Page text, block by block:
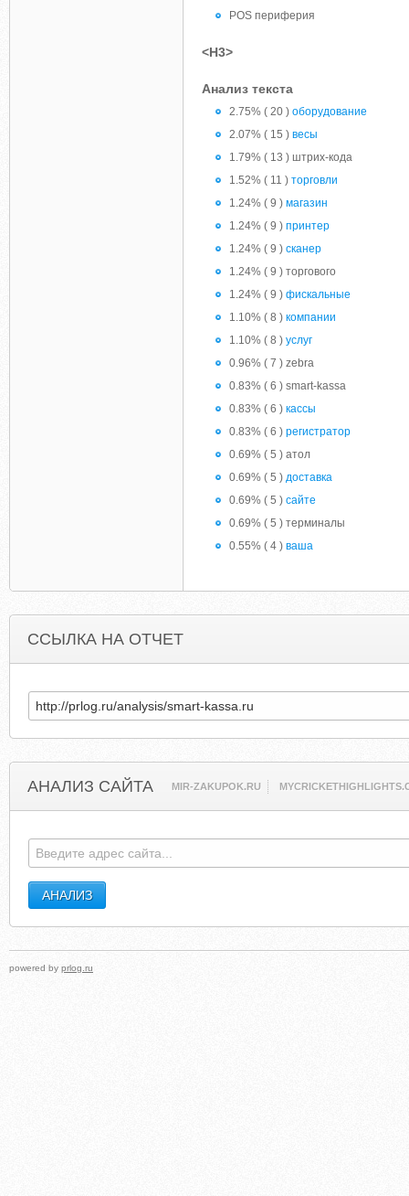
POS периферия
<H3>
Анализ текста
2.75% ( 20 ) оборудование
2.07% ( 15 ) весы
1.79% ( 13 ) штрих-кода
1.52% ( 11 ) торговли
1.24% ( 9 ) магазин
1.24% ( 9 ) принтер
1.24% ( 9 ) сканер
1.24% ( 9 ) торгового
1.24% ( 9 ) фискальные
1.10% ( 8 ) компании
1.10% ( 8 ) услуг
0.96% ( 7 ) zebra
0.83% ( 6 ) smart-kassa
0.83% ( 6 ) кассы
0.83% ( 6 ) регистратор
0.69% ( 5 ) атол
0.69% ( 5 ) доставка
0.69% ( 5 ) сайте
0.69% ( 5 ) терминалы
0.55% ( 4 ) ваша
ССЫЛКА НА ОТЧЕТ
АНАЛИЗ САЙТА MIR-ZAKUPOK.RU
powered by prlog.ru